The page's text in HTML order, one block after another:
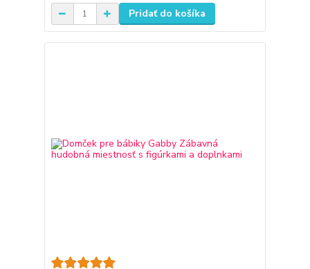
Pridať do košíka